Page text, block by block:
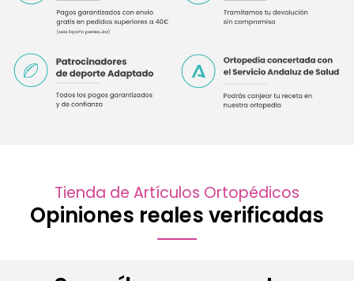
Tienda de Artículos Ortopédicos
Opiniones reales verificadas